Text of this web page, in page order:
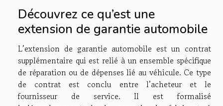
Découvrez ce qu’est une
extension de garantie automobile
L’extension de garantie automobile est un contrat
supplémentaire qui est relié à un ensemble spécifique
de réparation ou de dépenses lié au véhicule. Ce type
de contrat est conclu entre l’acheteur et le
fournisseur de service. Il est formalisé